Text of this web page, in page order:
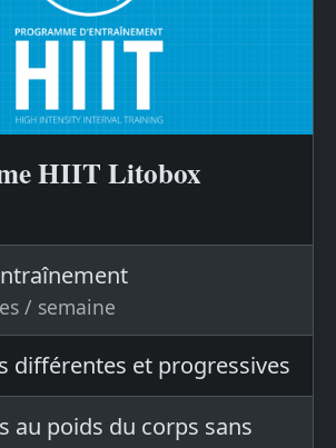
HIIT Litobox
/ semaine
différentes et progressives
au poids du corps sans